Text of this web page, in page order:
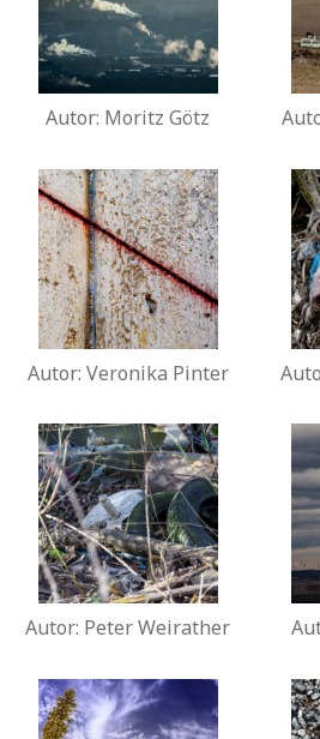
Autor: Moritz Götz
Autor: Veronika Pinter
Autor: Peter Weirather